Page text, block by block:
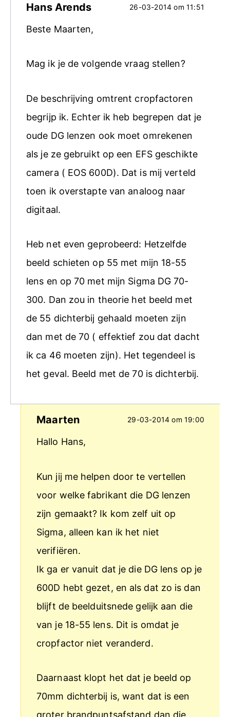
Hans Arends 26-03-2014 om 11:51
Beste Maarten,
Mag ik je de volgende vraag stellen?
De beschrijving omtrent cropfactoren
begrijp ik. Echter ik heb begrepen dat je
oude DG lenzen ook moet omrekenen
als je ze gebruikt op een EFS geschikte
camera ( EOS 600D). Dat is mij verteld
toen ik overstapte van analoog naar
digitaal.
Heb net even geprobeerd: Hetzelfde
beeld schieten op 55 met mijn 18-55
lens en op 70 met mijn Sigma DG 70-
300. Dan zou in theorie het beeld met
de 55 dichterbij gehaald moeten zijn
dan met de 70 ( effektief zou dat dacht
ik ca 46 moeten zijn). Het tegendeel is
het geval. Beeld met de 70 is dichterbij.
Maarten 29-03-2014 om 19:00
Hallo Hans,
Kun jij me helpen door te vertellen
voor welke fabrikant die DG lenzen
zijn gemaakt? Ik kom zelf uit op
Sigma, alleen kan ik het niet
verifiëren.
Ik ga er vanuit dat je die DG lens op je
600D hebt gezet, en als dat zo is dan
blijft de beelduitsnede gelijk aan die
van je 18-55 lens. Dit is omdat je
cropfactor niet veranderd.
Daarnaast klopt het dat je beeld op
70mm dichterbij is, want dat is een
groter brandpuntsafstand dan die